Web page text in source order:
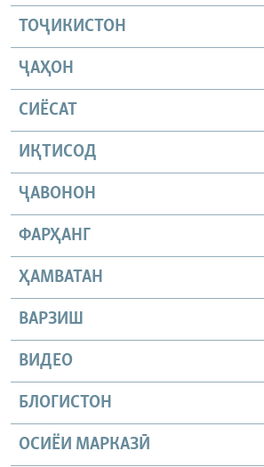
ТОҶИКИСТОН
ҶАҲОН
СИЁСАТ
ИҚТИСОД
ҶАВОНОН
ФАРҲАНГ
ҲАМВАТАН
ВАРЗИШ
ВИДЕО
БЛОГИСТОН
ОСИЁИ МАРКАЗӢ